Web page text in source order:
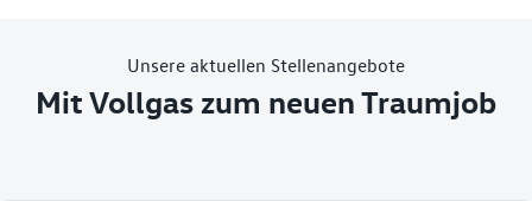
Unsere aktuellen Stellenangebote
Mit Vollgas zum neuen Traumjob